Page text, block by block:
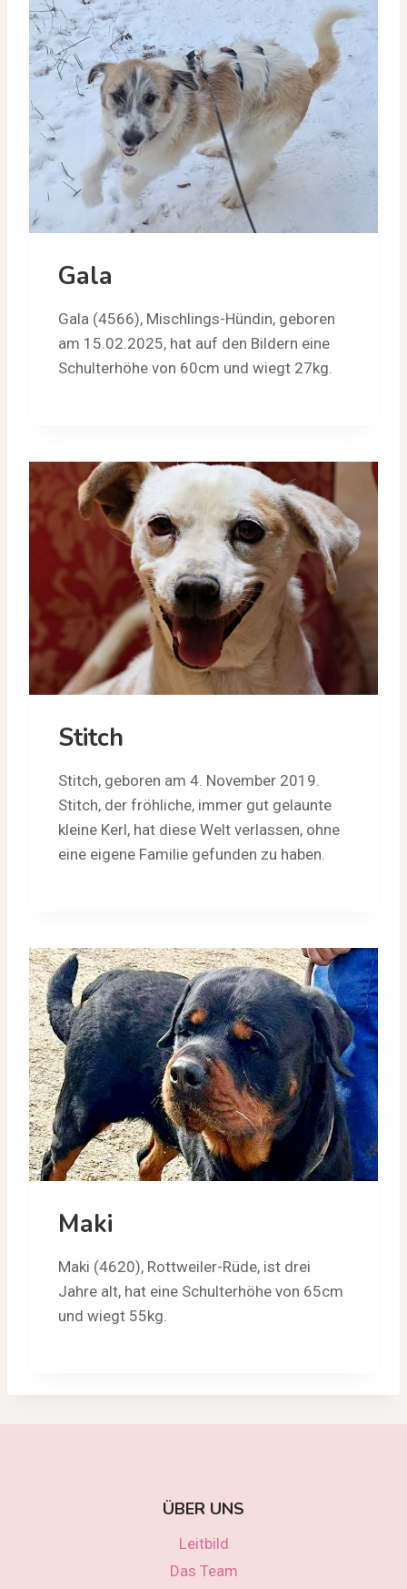
Gala
Gala (4566), Mischlings-Hündin, geboren
am 15.02.2025, hat auf den Bildern eine
Schulterhöhe von 60cm und wiegt 27kg.
Stitch
Stitch, geboren am 4. November 2019.
Stitch, der fröhliche, immer gut gelaunte
kleine Kerl, hat diese Welt verlassen, ohne
eine eigene Familie gefunden zu haben.
Maki
Maki (4620), Rottweiler-Rüde, ist drei
Jahre alt, hat eine Schulterhöhe von 65cm
und wiegt 55kg.
ÜBER UNS
Leitbild
Das Team